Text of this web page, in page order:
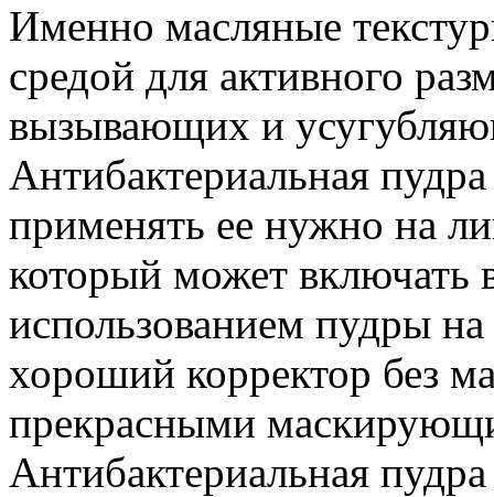
Именно масляные
средой для активного
вызывающих и
Антибактериальная
применять ее нужно на
который может включать
использованием пудры
хороший корректор без
прекрасными
Антибактериальная